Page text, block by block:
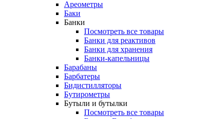
Ареометры
Баки
Банки
Посмотреть все товары
Банки для реактивов
Банки для хранения
Банки-капельницы
Барабаны
Барбатеры
Бидистилляторы
Бутирометры
Бутыли и бутылки
Посмотреть все товары